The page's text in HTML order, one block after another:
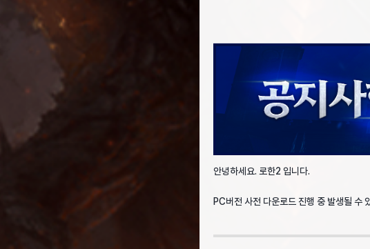
안녕하세요. 로한2 입니다.
PC버전 사전 다운로드 진행 중 발생될 수